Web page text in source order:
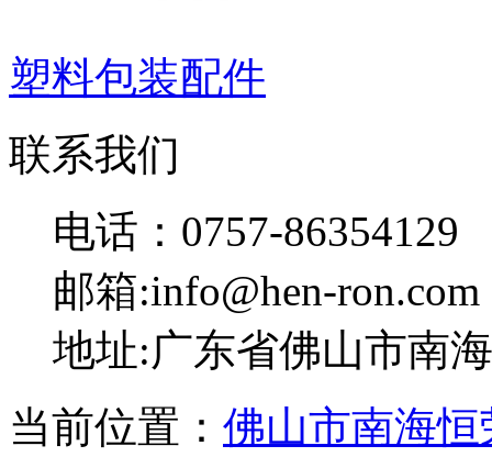
塑料包装配件
联系我们
电话：0757-86354129
邮箱:info@hen-ron.com
地址:广东省佛山市南
当前位置： 佛山市南海